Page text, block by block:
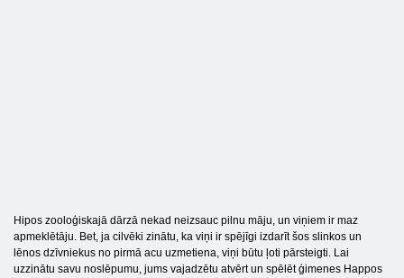
Hipos zooloģiskajā dārzā nekad neizsauc pilnu māju, un viņiem ir maz
apmeklētāju. Bet, ja cilvēki zinātu, ka viņi ir spējīgi izdarīt šos slinkos un
lēnos dzīvniekus no pirmā acu uzmetiena, viņi būtu ļoti pārsteigti. Lai
uzzinātu savu noslēpumu, jums vajadzētu atvērt un spēlēt ģimenes Happos